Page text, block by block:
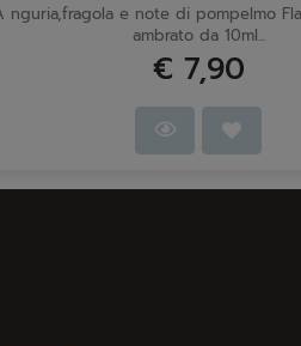
nguria,fragola e note di pompelmo
ambrato da 10ml...
€ 7,90